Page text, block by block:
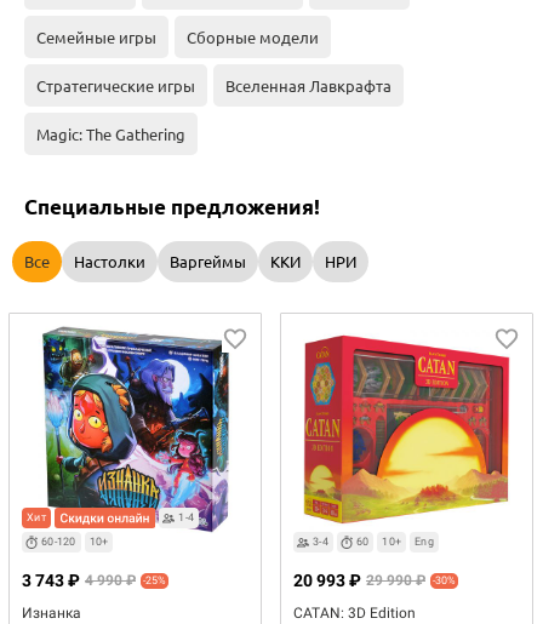
Семейные игры Сборные модели
Стратегические игры Вселенная Лавкрафта
Magic: The Gathering
Специальные предложения!
Все Настолки Варгеймы ККИ НРИ
Хит
1-4
60-120
10+
Изнанка
3 743 ₽ 4 990 ₽ -25%
3-4 60 10+ Eng
CATAN: 3D Edition
20 993 ₽ 29 990 ₽ -30%